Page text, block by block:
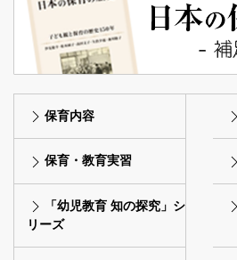
保育内容
保育・教育実習
「幼児教育 知の探究」シ
リーズ